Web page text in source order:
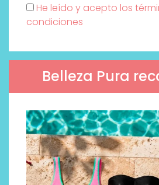
He leído y acepto los
condiciones
Belleza Pura